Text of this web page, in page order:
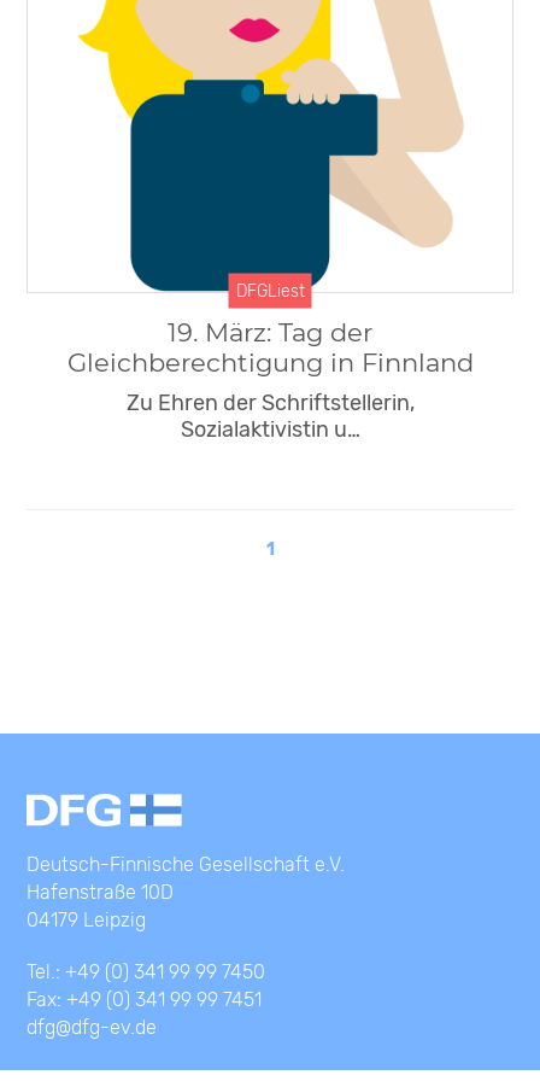
DFG News
DFGLiest
DFGLiest
19. März: Tag der
Gleichberechtigung in Finnland
Zu Ehren der Schriftstellerin,
Sozialaktivistin u…
1
Deutsch-Finnische Gesellschaft e.V.
Hafenstraße 10D
04179 Leipzig
Tel.: +49 (0) 341 99 99 7450
Fax: +49 (0) 341 99 99 7451
dfg@dfg-ev.de